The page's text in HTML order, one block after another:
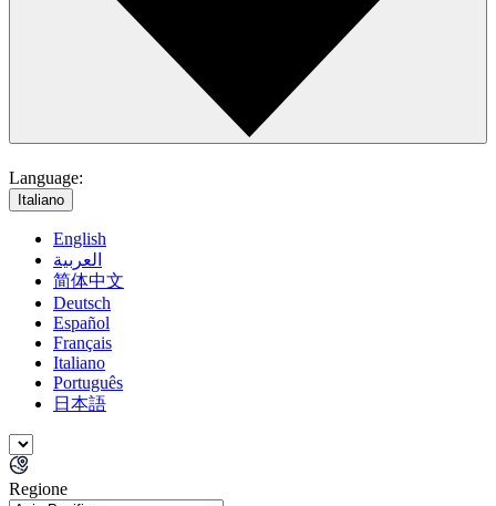
Language:
Italiano
English
العربية
简体中文
Deutsch
Español
Français
Italiano
Português
日本語
Regione